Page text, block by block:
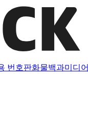
번호판화물백과미디어